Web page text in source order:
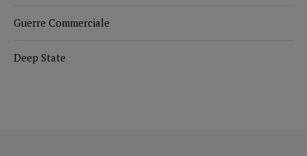
Guerre Commerciale
Deep State